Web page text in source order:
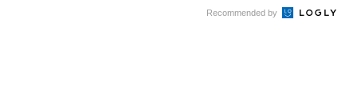
Recommended by